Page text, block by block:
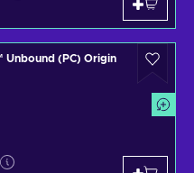
Unbound (PC) Origin